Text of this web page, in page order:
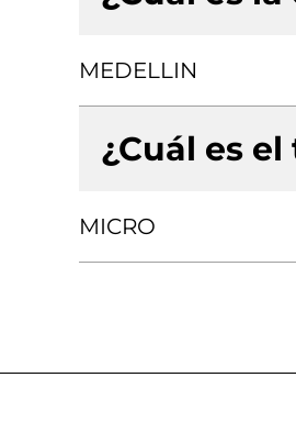
MEDELLIN
¿Cuál es
MICRO